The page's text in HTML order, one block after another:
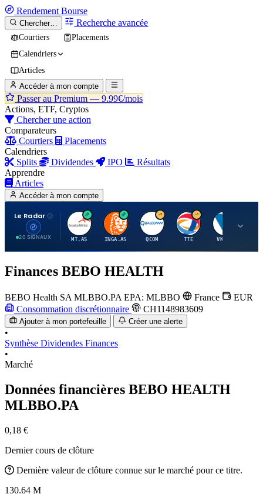
Rendement Bourse
Chercher… Recherche avancée
Courtiers
Placements
Calendriers
Articles
Accéder à mon compte
Passer au Premium — 9.99€/mois
Actions, ETF, Cryptos
Chercher une action
Comparateurs
Courtiers
Placements
Calendriers
Splits
Dividendes IPO
Résultats
Apprendre
Articles
Accéder à mon compte
Le Radar
20 SIGNAUX
A
MT.AS
I
INGA.AS
Q
QCOM
T
TTE VK.PA
Finances BEBO HEALTH
BEBO Health SA MLBBO.PA EPA: MLBBO France
EUR
Consommation discrétionnaire
CH1148983609
Ajouter à mon portefeuille Créer une alerte
•
Synthèse Dividendes Finances
•
Marché
Données financières BEBO HEALTH
MLBBO.PA
0,18 €
Dernier cours de clôture
Dernière valeur de clôture connue sur le marché pour ce titre.
130.64 M